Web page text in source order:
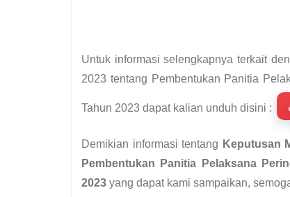
Untuk informasi selengkapnya terkait
2023 tentang Pembentukan Panitia
Tahun 2023 dapat kalian unduh disini :
Demikian informasi tentang Keputusan
Pembentukan Panitia Pelaksana
2023 yang dapat kami sampaikan,